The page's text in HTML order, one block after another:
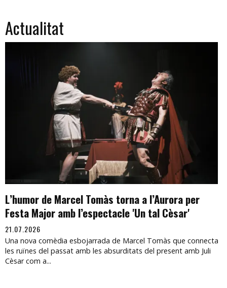
Actualitat
L’humor de Marcel Tomàs torna a l’Aurora per
Festa Major amb l’espectacle 'Un tal Cèsar'
21.07.2026
Una nova comèdia esbojarrada de Marcel Tomàs que connecta
les ruïnes del passat amb les absurditats del present amb Juli
Cèsar com a...